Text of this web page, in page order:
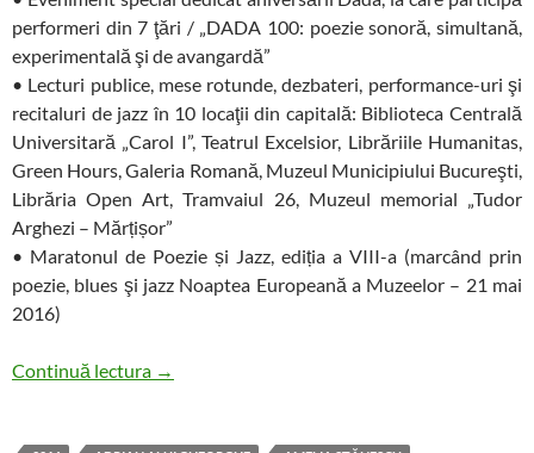
performeri din 7 ţări / „DADA 100: poezie sonoră, simultană,
experimentală şi de avangardă”
• Lecturi publice, mese rotunde, dezbateri, performance-uri şi
recitaluri de jazz în 10 locaţii din capitală: Biblioteca Centrală
Universitară „Carol I”, Teatrul Excelsior, Librăriile Humanitas,
Green Hours, Galeria Romană, Muzeul Municipiului Bucureşti,
Librăria Open Art, Tramvaiul 26, Muzeul memorial „Tudor
Arghezi – Mărțișor”
• Maratonul de Poezie și Jazz, ediția a VIII-a (marcând prin
poezie, blues şi jazz Noaptea Europeană a Muzeelor – 21 mai
2016)
Continuă lectura Upgrade la a șaptea ediție a Festivalului de
→